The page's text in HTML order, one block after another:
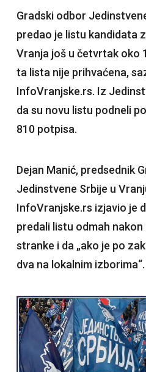
Gradski odbor
predao je listu kandidata
Vranja još u četvrtak oko
ta lista nije prihvaćena,
InfoVranjske.rs. Iz
da su novu listu podneli
810 potpisa.
Dejan Manić, predsednik
Jedinstvene Srbije u
InfoVranjske.rs izjavio je
predali listu odmah
stranke i da „ako je po
dva na lokalnim izborima“.